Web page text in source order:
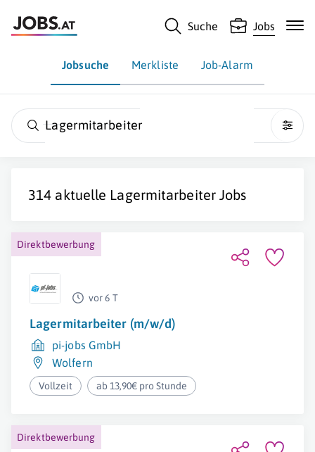
Suche Jobs
Jobsuche Merkliste Job-Alarm
Lagermitarbeiter
314 aktuelle LagermitarbeiterJobs
Direktbewerbung
vor 6 T
Lagermitarbeiter (m/w/d)
pi-jobs GmbH
Wolfern
Vollzeit ab 13,90€ pro Stunde
Direktbewerbung